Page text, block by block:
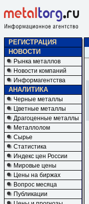
РЕГИСТРАЦИЯ
НОВОСТИ
Рынка металлов
Новости компаний
Информагентства
АНАЛИТИКА
Черные металлы
Цветные металлы
Драгоценные металлы
Металлолом
Сырье
Статистика
Индекс цен России
Мировые цены
Цены на биржах
Вопрос месяца
Публикации